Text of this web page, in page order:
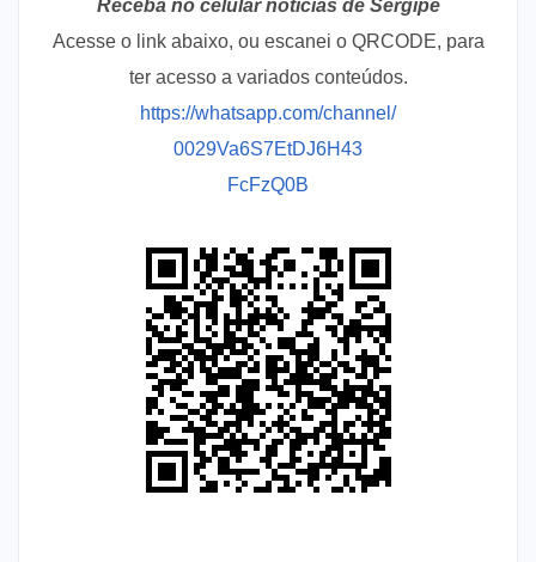
Receba no celular notícias de Sergipe
Acesse o link abaixo, ou escanei o QRCODE, para
ter acesso a variados conteúdos.
https://whatsapp.com/channel/
0029Va6S7EtDJ6H43
FcFzQ0B